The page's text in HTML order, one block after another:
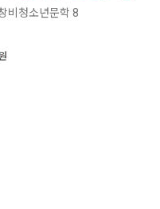
비청소년문학 8